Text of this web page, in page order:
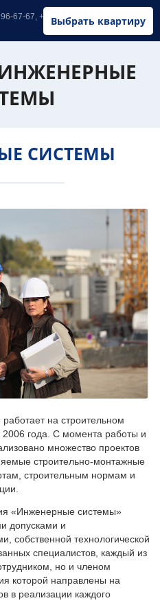
Выбрать квартиру
67-67, +7 (902) 326-67-67
СИСТЕМЫ
на строительном
года. С момента работы и
множество проектов
строительно-монтажные
строительным нормам и
«Инженерные системы»
допусками и
собственной технологической
специалистов, каждый из
но и членом
которой направлены на
в реализации каждого